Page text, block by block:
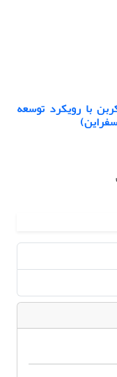
با رویکرد توسعه